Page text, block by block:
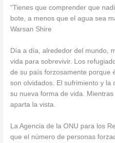
“Tienes que comprender que
bote, a menos que el agua sea
Warsan Shire
Día a día, alrededor del mundo,
vida para sobrevivir. Los
de su país forzosamente porque
son olvidados. El sufrimiento y la
su nueva forma de vida.
aparta la vista.
La Agencia de la ONU para los
que el número de personas